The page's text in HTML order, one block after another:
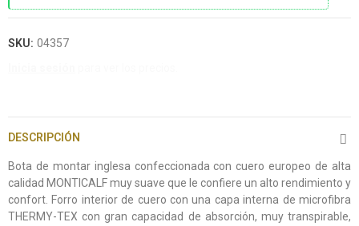
SKU: 04357
DESCRIPCIÓN
Bota de montar inglesa confeccionada con cuero europeo de alta
calidad MONTICALF muy suave que le confiere un alto rendimiento y
confort. Forro interior de cuero con una capa interna de microfibra
THERMY-TEX con gran capacidad de absorción, muy transpirable,